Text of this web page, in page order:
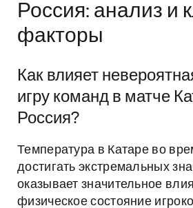
Россия: анализ и
факторы
Как влияет
игру команд в матче
Россия?
Температура в Катаре во
достигать экстремальных
оказывает значительное
физическое состояние